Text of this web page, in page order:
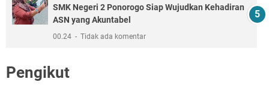
SMK Negeri 2 Ponorogo Siap Wujudkan Kehadiran
ASN yang Akuntabel
00.24 Tidak ada komentar
Pengikut